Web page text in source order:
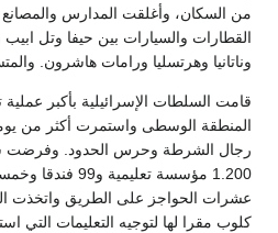
من السكان، وأغلقت المدارس
القطارات والسيارات بين حيفا وتل
وناتانيا وهرتسليا ورامات هاشرون.
قامت السلطات الإسرائيلية بأكبر
رجال الشرطة وحرس الحدود. وفرضت
1.200 مؤسسة
عشرات الحواجز على الطريق واتخذت
كلوب مقرا لها لتوجيه التعليمات التي